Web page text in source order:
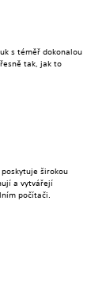
s téměř dokonalou
tak, jak to
širokou
a vytvářejí
počítači.